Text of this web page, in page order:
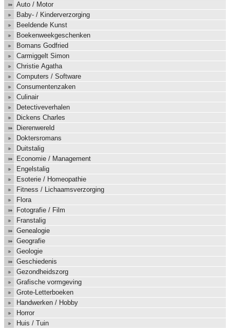
Auto / Motor
Baby- / Kinderverzorging
Beeldende Kunst
Boekenweekgeschenken
Bomans Godfried
Carmiggelt Simon
Christie Agatha
Computers / Software
Consumentenzaken
Culinair
Detectiveverhalen
Dickens Charles
Dierenwereld
Doktersromans
Duitstalig
Economie / Management
Engelstalig
Esoterie / Homeopathie
Fitness / Lichaamsverzorging
Flora
Fotografie / Film
Franstalig
Genealogie
Geografie
Geologie
Geschiedenis
Gezondheidszorg
Grafische vormgeving
Grote-Letterboeken
Handwerken / Hobby
Horror
Huis / Tuin